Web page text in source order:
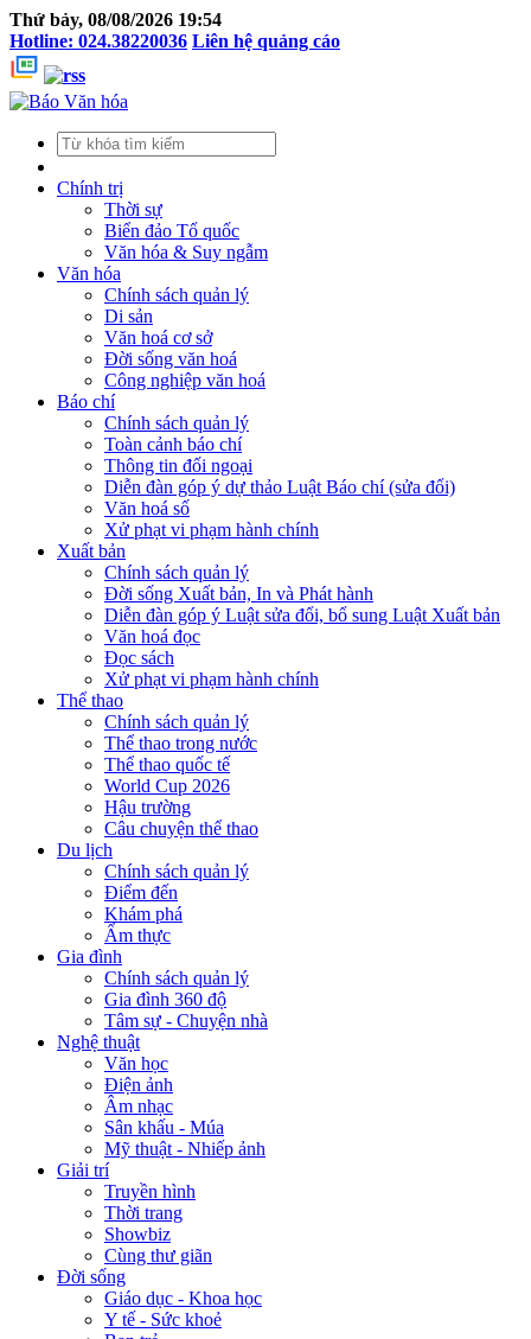
Thứ bảy, 08/08/2026 19:54
Hotline: 024.38220036 Liên hệ quảng cáo
Chính trị
Thời sự
Biển đảo Tổ quốc
Văn hóa & Suy ngẫm
Văn hóa
Chính sách quản lý
Di sản
Văn hoá cơ sở
Đời sống văn hoá
Công nghiệp văn hoá
Báo chí
Chính sách quản lý
Toàn cảnh báo chí
Thông tin đối ngoại
Diễn đàn góp ý dự thảo Luật Báo chí (sửa đổi)
Văn hoá số
Xử phạt vi phạm hành chính
Xuất bản
Chính sách quản lý
Đời sống Xuất bản, In và Phát hành
Diễn đàn góp ý Luật sửa đổi, bổ sung Luật Xuất bản
Văn hoá đọc
Đọc sách
Xử phạt vi phạm hành chính
Thể thao
Chính sách quản lý
Thể thao trong nước
Thể thao quốc tế
World Cup 2026
Hậu trường
Câu chuyện thể thao
Du lịch
Chính sách quản lý
Điểm đến
Khám phá
Ẩm thực
Gia đình
Chính sách quản lý
Gia đình 360 độ
Tâm sự - Chuyện nhà
Nghệ thuật
Văn học
Điện ảnh
Âm nhạc
Sân khấu - Múa
Mỹ thuật - Nhiếp ảnh
Giải trí
Truyền hình
Thời trang
Showbiz
Cùng thư giãn
Đời sống
Giáo dục - Khoa học
Y tế - Sức khoẻ